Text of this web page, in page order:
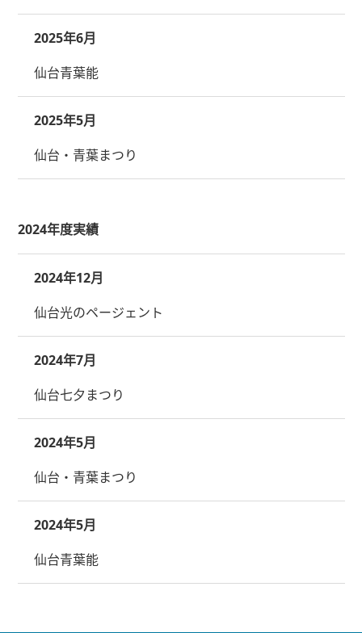
2025年6月
仙台青葉能
2025年5月
仙台・青葉まつり
2024年度実績
2024年12月
仙台光のページェント
2024年7月
仙台七夕まつり
2024年5月
仙台・青葉まつり
2024年5月
仙台青葉能